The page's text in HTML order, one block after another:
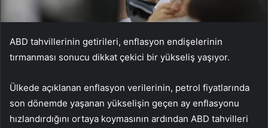
ABD tahvillerinin getirileri, enflasyon endişelerinin
tırmanması sonucu dikkat çekici bir yükseliş yaşıyor.
Ülkede açıklanan enflasyon verilerinin, petrol fiyatlarında
son dönemde yaşanan yükselişin geçen ay enflasyonu
hızlandırdığını ortaya koymasının ardından ABD tahvilleri